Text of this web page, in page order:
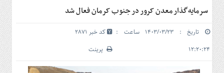
سرویس
ها
بازار
سرمایه
و
بورس
سرمایه‌گذار معدن کرور در جنوب کرمان فعال شد
تاریخ : ۱۴۰۳/۰۳/۲۳ ساعت :
۱۲:۲۰:۲۴
کد خبر 2871
پرینت